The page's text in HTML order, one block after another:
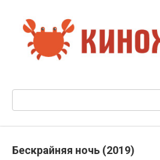
контенту
Бескрайняя ночь (2019)